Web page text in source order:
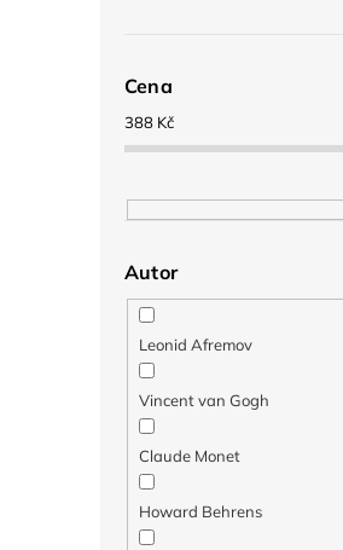
Cena
388 Kč
Autor
Leonid Afremov
Vincent van Gogh
Claude Monet
Howard Behrens